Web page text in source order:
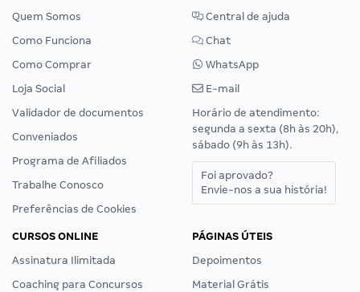
Quem Somos
Como Funciona
Como Comprar
Loja Social
Validador de documentos
Conveniados
Programa de Afiliados
Trabalhe Conosco
Preferências de Cookies
Central de ajuda
Chat
WhatsApp
E-mail
Horário de atendimento:
segunda a sexta (8h às 20h),
sábado (9h às 13h).
Foi aprovado?
Envie-nos a sua história!
CURSOS ONLINE
Assinatura Ilimitada
Coaching para Concursos
PÁGINAS ÚTEIS
Depoimentos
Material Grátis